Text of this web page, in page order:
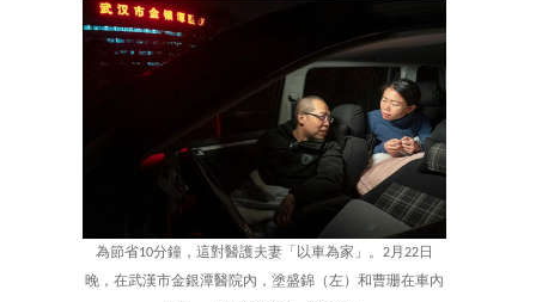
為節省10分鐘，這對醫護夫妻「以車為家」。2月22日
晚，在武漢市金銀潭醫院內，塗盛錦（左）和曹珊在車內